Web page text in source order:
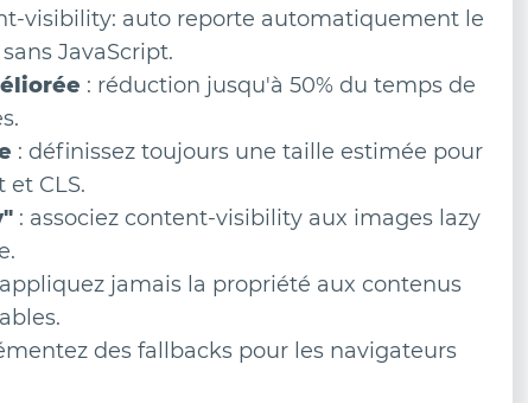
visibility: auto reporte automatiquement le
JavaScript.
: réduction jusqu'à 50% du temps de
: définissez toujours une taille estimée pour
CLS.
: associez content-visibility aux images lazy
jamais la propriété aux contenus
des fallbacks pour les navigateurs